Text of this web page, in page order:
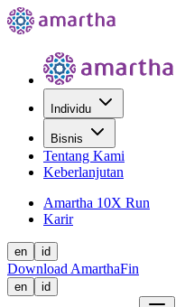
Individu
Bisnis
Tentang Kami
Keberlanjutan
Amartha 10X Run
Karir
en id
Download AmarthaFin
en id